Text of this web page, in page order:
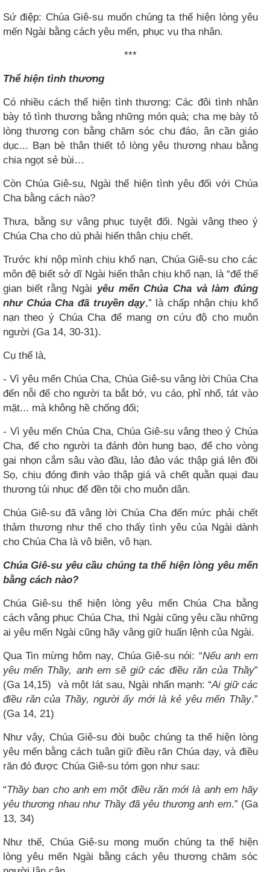
Sứ điệp: Chúa Giê-su muốn chúng ta thể hiện lòng yêu
mến Ngài bằng cách yêu mến, phục vụ tha nhân.
***
Thể hiện tình thương
Có nhiều cách thể hiện tình thương: Các đôi tình nhân
bày tỏ tình thương bằng những món quà; cha mẹ bày tỏ
lòng thương con bằng chăm sóc chu đáo, ân cần giáo
dục... Bạn bè thân thiết tỏ lòng yêu thương nhau bằng
chia ngọt sẻ bùi…
Còn Chúa Giê-su, Ngài thể hiện tình yêu đối với Chúa
Cha bằng cách nào?
Thưa, bằng sự vâng phục tuyệt đối. Ngài vâng theo ý
Chúa Cha cho dù phải hiến thân chịu chết.
Trước khi nộp mình chịu khổ nạn, Chúa Giê-su cho các
môn đệ biết sở dĩ Ngài hiến thân chịu khổ nạn, là “để thế
gian biết rằng Ngài yêu mến Chúa Cha và làm đúng
như Chúa Cha đã truyền dạy,” là chấp nhận chịu khổ
nạn theo ý Chúa Cha để mang ơn cứu độ cho muôn
người (Ga 14, 30-31).
Cụ thể là,
- Vì yêu mến Chúa Cha, Chúa Giê-su vâng lời Chúa Cha
đến nỗi để cho người ta bắt bớ, vu cáo, phỉ nhổ, tát vào
mặt... mà không hề chống đối;
- Vì yêu mến Chúa Cha, Chúa Giê-su vâng theo ý Chúa
Cha, để cho người ta đánh đòn hung bạo, để cho vòng
gai nhọn cắm sâu vào đầu, lảo đảo vác thập giá lên đồi
Sọ, chịu đóng đinh vào thập giá và chết quằn quại đau
thương tủi nhục để đền tội cho muôn dân.
Chúa Giê-su đã vâng lời Chúa Cha đến mức phải chết
thảm thương như thế cho thấy tình yêu của Ngài dành
cho Chúa Cha là vô biên, vô hạn.
Chúa Giê-su yêu cầu chúng ta thể hiện lòng yêu mến
bằng cách nào?
Chúa Giê-su thể hiện lòng yêu mến Chúa Cha bằng
cách vâng phục Chúa Cha, thì Ngài cũng yêu cầu những
ai yêu mến Ngài cũng hãy vâng giữ huấn lệnh của Ngài.
Qua Tin mừng hôm nay, Chúa Giê-su nói: “Nếu anh em
yêu mến Thầy, anh em sẽ giữ các điều răn của Thầy”
(Ga 14,15)
và một lát sau, Ngài nhấn mạnh: “Ai giữ các
điều răn của Thầy, người ấy mới là kẻ yêu mến Thầy.”
(Ga 14, 21)
Như vậy, Chúa Giê-su đòi buộc chúng ta thể hiện lòng
yêu mến bằng cách tuân giữ điều răn Chúa dạy, và điều
răn đó được Chúa Giê-su tóm gọn như sau:
“Thầy ban cho anh em một điều răn mới là anh em hãy
yêu thương nhau như Thầy đã yêu thương anh em.” (Ga
13, 34)
Như thế, Chúa Giê-su mong muốn chúng ta thể hiện
lòng yêu mến Ngài bằng cách yêu thương chăm sóc